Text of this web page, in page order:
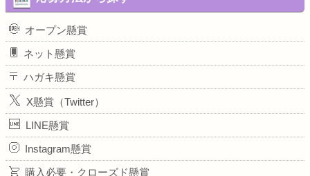
オープン懸賞
ネット懸賞
ハガキ懸賞
X懸賞（Twitter）
LINE懸賞
Instagram懸賞
購入必要・クローズド懸賞